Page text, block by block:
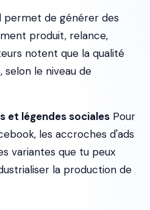
permet de générer des
produit, relance,
notent que la qualité
le niveau de
et légendes sociales Pour
les accroches d'ads
variantes que tu peux
la production de